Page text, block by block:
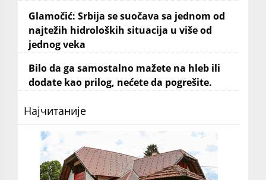
Glamočić: Srbija se suočava sa jednom od
najtežih hidroloških situacija u više od
jednog veka
Bilo da ga samostalno mažete na hleb ili
dodate kao prilog, nećete da pogrešite.
Најчитаније